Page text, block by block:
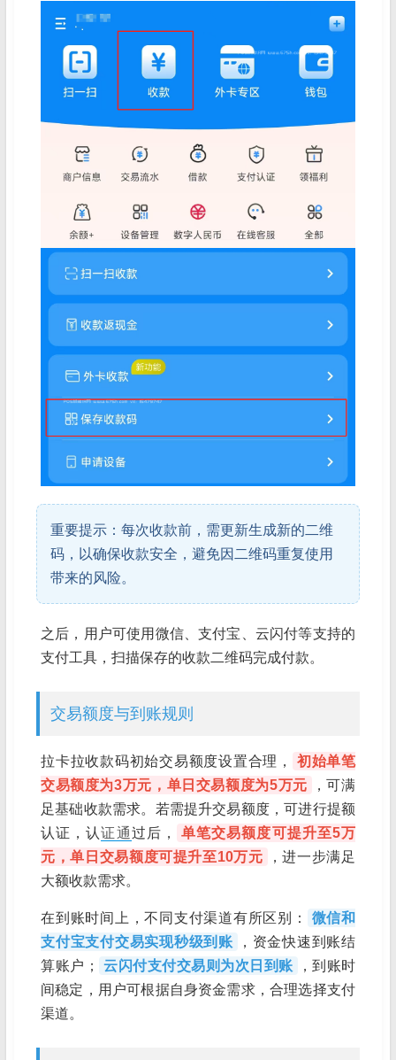
重要提示：每次收款前，需更新生成新的二维
码，以确保收款安全，避免因二维码重复使用
带来的风险。
之后，用户可使用微信、支付宝、云闪付等支持的
支付工具，扫描保存的收款二维码完成付款。
交易额度与到账规则
拉卡拉收款码初始交易额度设置合理，
初始单笔
交易额度为3万元，单日交易额度为5万元
，可满
足基础收款需求。若需提升交易额度，可进行提额
认证，认证通过后，
单笔交易额度可提升至5万
元，单日交易额度可提升至10万元
，进一步满足
大额收款需求。
在到账时间上，不同支付渠道有所区别：
微信和
支付宝支付交易实现秒级到账
，资金快速到账结
算账户；
云闪付支付交易则为次日到账
，到账时
间稳定，用户可根据自身资金需求，合理选择支付
渠道。